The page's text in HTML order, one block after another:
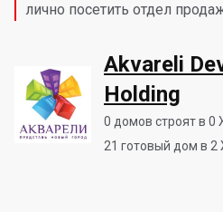
лично посетить отдел
Akvareli
Holding
0 домов строят в 0
21 готовый дом в 2